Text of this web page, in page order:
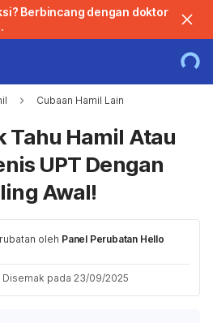
Berbincang dengan doktor
Cubaan Hamil Lain
Tahu Hamil Atau
UPT Dengan
Awal!
oleh Panel Perubatan Hello
Disemak pada 23/09/2025